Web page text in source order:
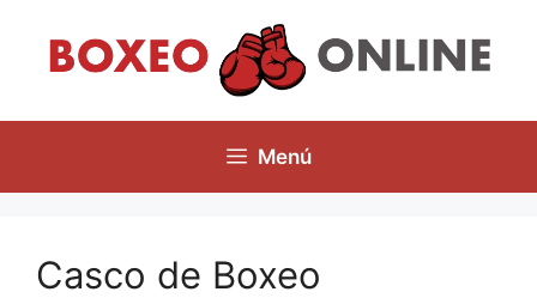
contenido
Menú
Casco de Boxeo